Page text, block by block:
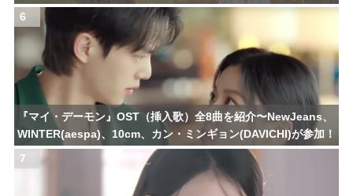
6
『マイ・デーモン』OST（挿入歌）全8曲を紹介〜NewJeans、
WINTER(aespa)、10cm、カン・ミンギョン(DAVICHI)が参加！
7